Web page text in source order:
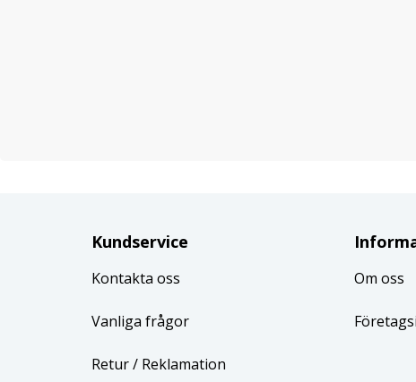
Kundservice
Kontakta oss
Vanliga frågor
Retur/ Reklamation
Om oss